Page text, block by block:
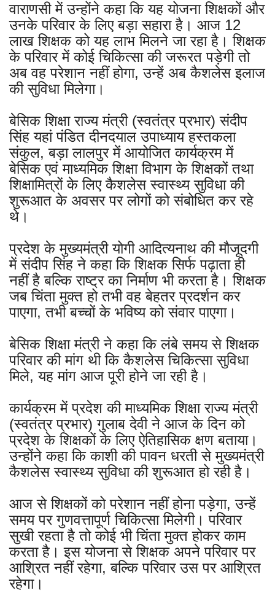
वाराणसी में उन्होंने कहा कि यह योजना शिक्षकों और
उनके परिवार के लिए बड़ा सहारा है। आज 12
लाख शिक्षक को यह लाभ मिलने जा रहा है। शिक्षक
के परिवार में कोई चिकित्सा की जरूरत पड़ेगी तो
अब वह परेशान नहीं होगा, उन्हें अब कैशलेस इलाज
की सुविधा मिलेगा।
बेसिक शिक्षा राज्य मंत्री (स्वतंत्र प्रभार) संदीप
सिंह यहां पंडित दीनदयाल उपाध्याय हस्तकला
संकुल, बड़ा लालपुर में आयोजित कार्यक्रम में
बेसिक एवं माध्यमिक शिक्षा विभाग के शिक्षकों तथा
शिक्षामित्रों के लिए कैशलेस स्वास्थ्य सुविधा की
शुरूआत के अवसर पर लोगों को संबोधित कर रहे
थे।
प्रदेश के मुख्यमंत्री योगी आदित्यनाथ की मौजूदगी
में संदीप सिंह ने कहा कि शिक्षक सिर्फ पढ़ाता ही
नहीं है बल्कि राष्ट्र का निर्माण भी करता है। शिक्षक
जब चिंता मुक्त हो तभी वह बेहतर प्रदर्शन कर
पाएगा, तभी बच्चों के भविष्य को संवार पाएगा।
बेसिक शिक्षा मंत्री ने कहा कि लंबे समय से शिक्षक
परिवार की मांग थी कि कैशलेस चिकित्सा सुविधा
मिले, यह मांग आज पूरी होने जा रही है।
कार्यक्रम में प्रदेश की माध्यमिक शिक्षा राज्य मंत्री
(स्वतंत्र प्रभार) गुलाब देवी ने आज के दिन को
प्रदेश के शिक्षकों के लिए ऐतिहासिक क्षण बताया।
उन्होंने कहा कि काशी की पावन धरती से मुख्यमंत्री
कैशलेस स्वास्थ्य सुविधा की शुरूआत हो रही है।
आज से शिक्षकों को परेशान नहीं होना पड़ेगा, उन्हें
समय पर गुणवत्तापूर्ण चिकित्सा मिलेगी। परिवार
सुखी रहता है तो कोई भी चिंता मुक्त होकर काम
करता है। इस योजना से शिक्षक अपने परिवार पर
आश्रित नहीं रहेगा, बल्कि परिवार उस पर आश्रित
रहेगा।